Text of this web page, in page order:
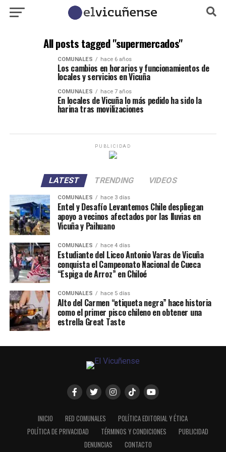
All posts tagged "supermercados"
COMUNALES hace 6 años
Los cambios en horarios y funcionamientos de
locales y servicios en Vicuña
COMUNALES hace 7 años
En locales de Vicuña lo más pedido ha sido la
harina tras movilizaciones
PUBLICIDAD
LATEST TRENDING VIDEOS
COMUNALES hace 3 días
Entel y Desafío Levantemos Chile despliegan
apoyo a vecinos afectados por las lluvias en
Vicuña y Paihuano
COMUNALES hace 4 días
Estudiante del Liceo Antonio Varas de Vicuña
conquista el Campeonato Nacional de Cueca
“Espiga de Arroz” en Chiloé
COMUNALES hace 5 días
Alto del Carmen “etiqueta negra” hace historia
como el primer pisco chileno en obtener una
estrella Great Taste
INICIO RED COMUNALES
POLÍTICA EDITORIAL Y ÉTICA
POLÍTICA DE PRIVACIDAD
TÉRMINOS Y CONDICIONES
PUBLICIDAD
DENUNCIAS
CONTACTO